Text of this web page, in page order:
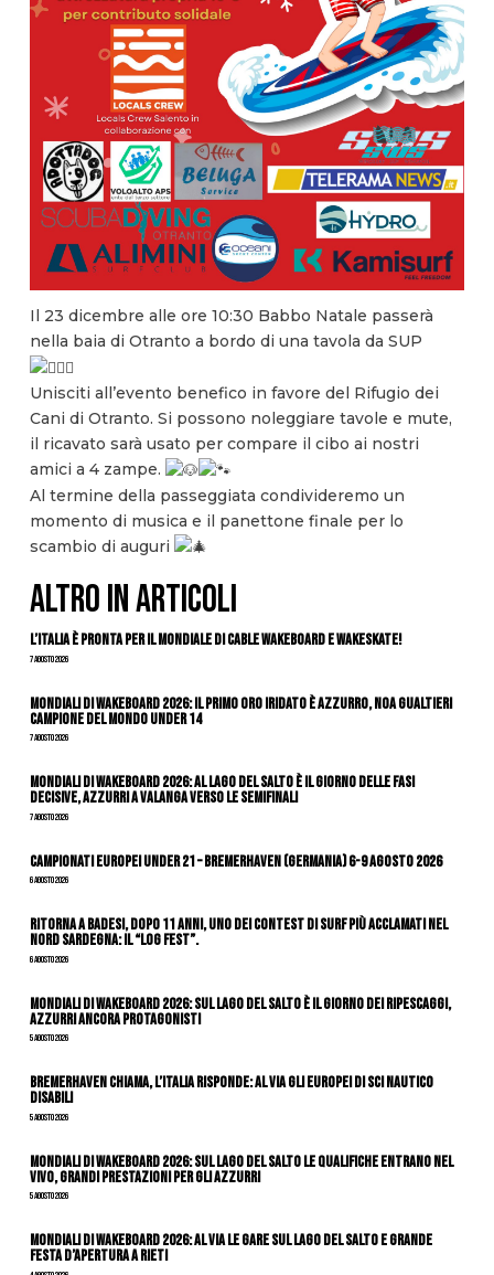
Il 23 dicembre alle ore 10:30 Babbo Natale passerà
nella baia di Otranto a bordo di una tavola da SUP
Unisciti all’evento benefico in favore del Rifugio dei
Cani di Otranto. Si possono noleggiare tavole e mute,
il ricavato sarà usato per compare il cibo ai nostri
amici a 4 zampe.
Al termine della passeggiata condivideremo un
momento di musica e il panettone finale per lo
scambio di auguri
ALTRO IN ARTICOLI
L’Italia è pronta per il Mondiale di Cable Wakeboard e Wakeskate!
7 Agosto 2026
Mondiali di Wakeboard 2026: il primo oro iridato è azzurro, Noa Gualtieri
campione del mondo Under 14
7 Agosto 2026
Mondiali di Wakeboard 2026: al Lago del Salto è il giorno delle fasi
decisive, azzurri a valanga verso le semifinali
7 Agosto 2026
Campionati Europei Under 21 – Bremerhaven (Germania) 6-9 agosto 2026
6 Agosto 2026
Ritorna a Badesi, dopo 11 anni, uno dei contest di surf più acclamati nel
nord Sardegna: il “Log Fest”.
6 Agosto 2026
Mondiali di Wakeboard 2026: sul Lago del Salto è il giorno dei ripescaggi,
azzurri ancora protagonisti
5 Agosto 2026
Bremerhaven chiama, l’Italia risponde: al via gli Europei di Sci Nautico
Disabili
5 Agosto 2026
Mondiali di Wakeboard 2026: sul Lago del Salto le qualifiche entrano nel
vivo, grandi prestazioni per gli azzurri
5 Agosto 2026
Mondiali di Wakeboard 2026: al via le gare sul Lago del Salto e grande
festa d’apertura a Rieti